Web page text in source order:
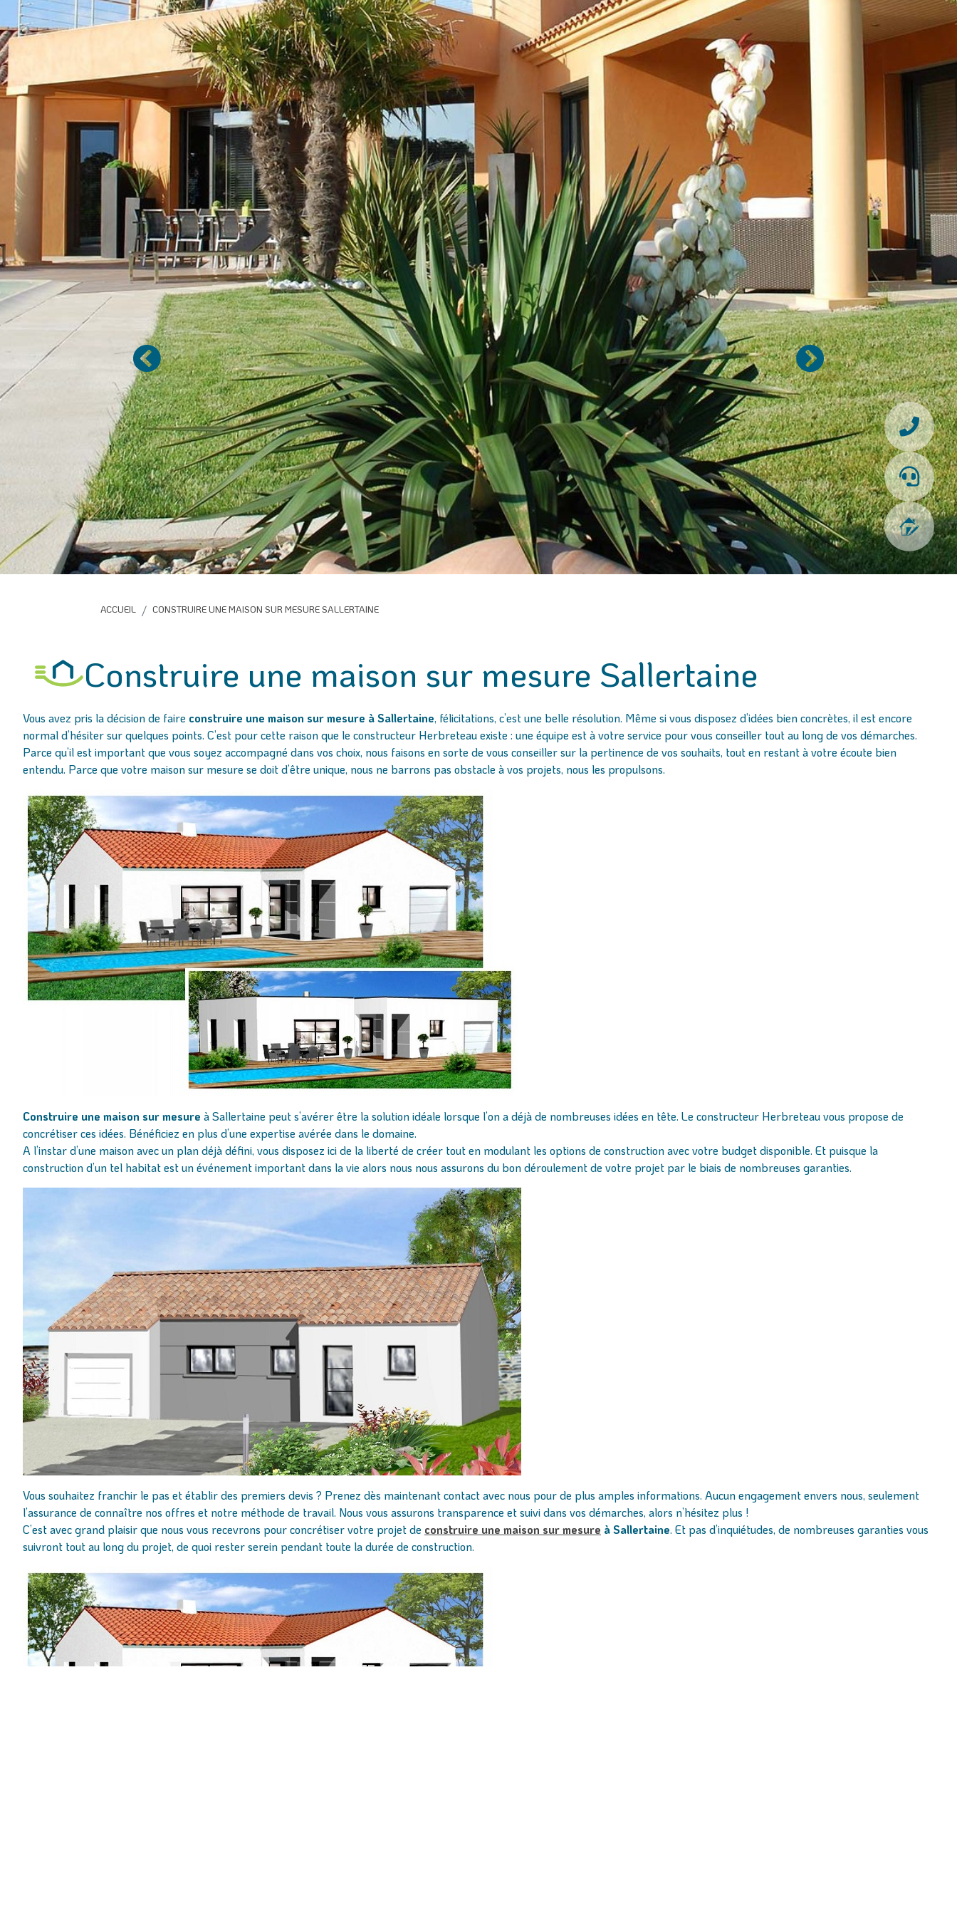
Précédent Suivant
ACCUEIL CONSTRUIRE UNE MAISON SUR MESURE SALLERTAINE
Construire une maison sur mesure Sallertaine
Vous avez pris la décision de faire construire une maison sur mesure à Sallertaine, félicitations, c’est une belle résolution. Même si vous disposez d’idées bien concrètes, il est encore
normal d’hésiter sur quelques points. C’est pour cette raison que le constructeur Herbreteau existe : une équipe est à votre service pour vous conseiller tout au long de vos démarches.
Parce qu’il est important que vous soyez accompagné dans vos choix, nous faisons en sorte de vous conseiller sur la pertinence de vos souhaits, tout en restant à votre écoute bien
entendu. Parce que votre maison sur mesure se doit d’être unique, nous ne barrons pas obstacle à vos projets, nous les propulsons.
Construire une maison sur mesure à Sallertaine peut s’avérer être la solution idéale lorsque l’on a déjà de nombreuses idées en tête. Le constructeur Herbreteau vous propose de
concrétiser ces idées. Bénéficiez en plus d’une expertise avérée dans le domaine.
A l’instar d’une maison avec un plan déjà défini, vous disposez ici de la liberté de créer tout en modulant les options de construction avec votre budget disponible. Et puisque la
construction d’un tel habitat est un événement important dans la vie alors nous nous assurons du bon déroulement de votre projet par le biais de nombreuses garanties.
Vous souhaitez franchir le pas et établir des premiers devis ? Prenez dès maintenant contact avec nous pour de plus amples informations. Aucun engagement envers nous, seulement
l’assurance de connaître nos offres et notre méthode de travail. Nous vous assurons transparence et suivi dans vos démarches, alors n’hésitez plus !
C’est avec grand plaisir que nous vous recevrons pour concrétiser votre projet de construire une maison sur mesure à Sallertaine. Et pas d’inquiétudes, de nombreuses garanties vous
suivront tout au long du projet, de quoi rester serein pendant toute la durée de construction.